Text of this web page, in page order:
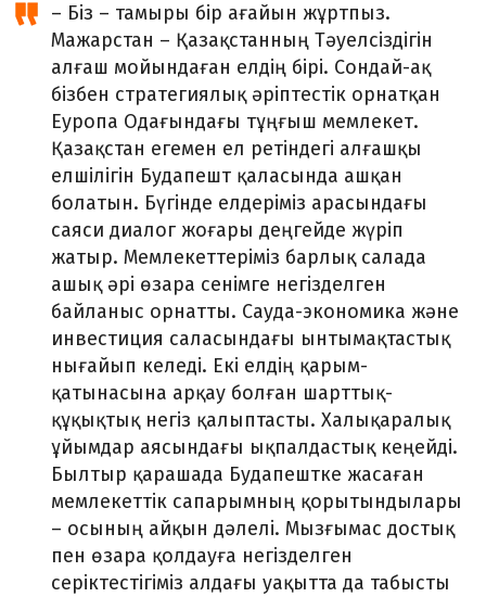
– Біз – тамыры бір ағайын жұртпыз.
Мажарстан – Қазақстанның Тәуелсіздігін
алғаш мойындаған елдің бірі. Сондай-ақ
бізбен стратегиялық әріптестік орнатқан
Еуропа Одағындағы тұңғыш мемлекет.
Қазақстан егемен ел ретіндегі алғашқы
елшілігін Будапешт қаласында ашқан
болатын. Бүгінде елдеріміз арасындағы
саяси диалог жоғары деңгейде жүріп
жатыр. Мемлекеттеріміз барлық салада
ашық әрі өзара сенімге негізделген
байланыс орнатты. Сауда-экономика және
инвестиция саласындағы ынтымақтастық
нығайып келеді. Екі елдің қарым-
қатынасына арқау болған шарттық-
құқықтық негіз қалыптасты. Халықаралық
ұйымдар аясындағы ықпалдастық кеңейді.
Былтыр қарашада Будапештке жасаған
мемлекеттік сапарымның қорытындылары
– осының айқын дәлелі. Мызғымас достық
пен өзара қолдауға негізделген
серіктестігіміз алдағы уақытта да табысты